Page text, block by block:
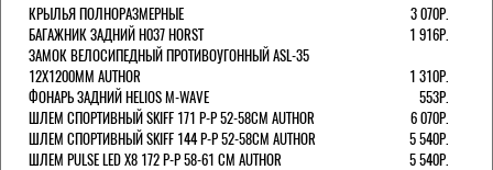
КРЫЛЬЯ ПОЛНОРАЗМЕРНЫЕ
3 070Р.
БАГАЖНИК ЗАДНИЙ H037 HORST
1 916Р.
ЗАМОК ВЕЛОСИПЕДНЫЙ ПРОТИВОУГОННЫЙ ASL-35
12Х1200ММ AUTHOR
1 310Р.
ФОНАРЬ ЗАДНИЙ HELIOS M-WAVE
553Р.
ШЛЕМ СПОРТИВНЫЙ SKIFF 171 Р-Р 52-58СМ AUTHOR
6 070Р.
ШЛЕМ СПОРТИВНЫЙ SKIFF 144 Р-Р 52-58СМ AUTHOR
5 540Р.
ШЛЕМ PULSE LED X8 172 Р-Р 58-61 СМ AUTHOR
5 540Р.